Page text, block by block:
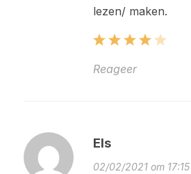
lezen/ maken.
Reageer
Els
02/02/2021 om 17:15